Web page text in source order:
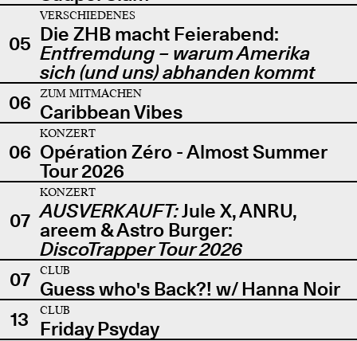
05
VERSCHIEDENES
Die ZHB macht Feierabend:
Entfremdung – warum Amerika
sich (und uns) abhanden kommt
06
ZUM MITMACHEN
Caribbean Vibes
06
KONZERT
Opération Zéro - Almost Summer
Tour 2026
07
KONZERT
AUSVERKAUFT:Jule X, ANRU,
areem & Astro Burger:
DiscoTrapper Tour 2026
07
CLUB
Guess who's Back?! w/ Hanna Noir
13
CLUB
Friday Psyday